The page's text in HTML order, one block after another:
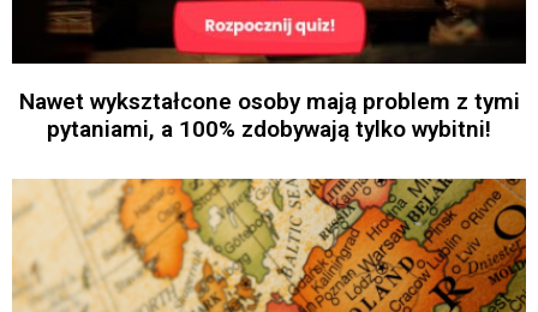
Nawet wykształcone osoby mają problem z tymi
pytaniami, a 100% zdobywają tylko wybitni!